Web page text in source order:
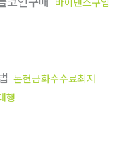
돈현금화수수료최저
행